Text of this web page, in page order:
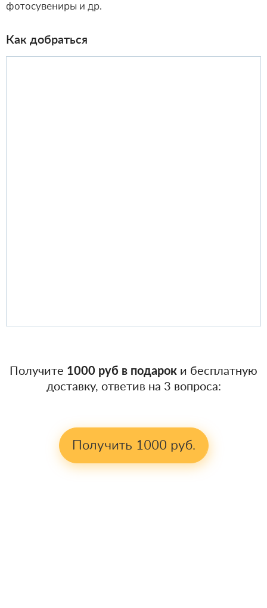
фотосувениры и др.
Как добраться
Получите 1000 руб в подарок и бесплатную
доставку, ответив на 3 вопроса:
Получить 1000 руб.